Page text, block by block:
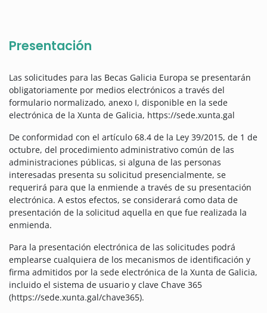
Presentación
Las solicitudes para las Becas Galicia Europa se presentarán
obligatoriamente por medios electrónicos a través del
formulario normalizado, anexo I, disponible en la sede
electrónica de la Xunta de Galicia, https://sede.xunta.gal
De conformidad con el artículo 68.4 de la Ley 39/2015, de 1 de
octubre, del procedimiento administrativo común de las
administraciones públicas, si alguna de las personas
interesadas presenta su solicitud presencialmente, se
requerirá para que la enmiende a través de su presentación
electrónica. A estos efectos, se considerará como data de
presentación de la solicitud aquella en que fue realizada la
enmienda.
Para la presentación electrónica de las solicitudes podrá
emplearse cualquiera de los mecanismos de identificación y
firma admitidos por la sede electrónica de la Xunta de Galicia,
incluido el sistema de usuario y clave Chave 365
(https://sede.xunta.gal/chave365).